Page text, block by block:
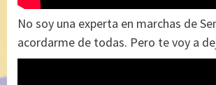
No soy una experta en marchas de
acordarme de todas. Pero te voy a